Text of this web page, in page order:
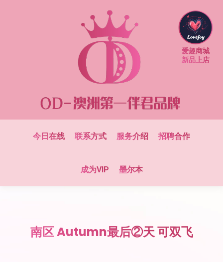
今日在线 联系方式 服务介绍 招聘合作
成为VIP 墨尔本
南区 Autumn最后②天 可双飞
爱趣商城
新品上店